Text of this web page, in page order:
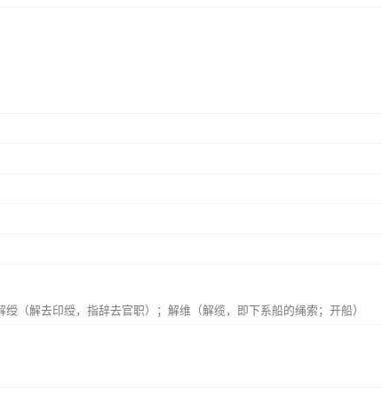
（解去印绶，指辞去官职）；解维（解缆，即下系船的绳索；开船）